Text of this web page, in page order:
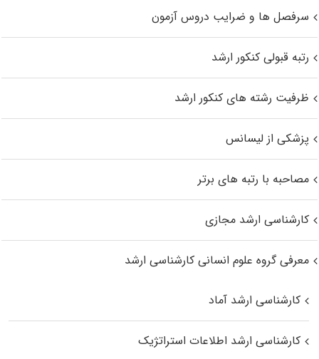
سرفصل ها و ضرایب دروس آزمون
رتبه قبولی کنکور ارشد
ظرفیت رشته های کنکور ارشد
پزشکی از لیسانس
مصاحبه با رتبه های برتر
کارشناسی ارشد مجازی
معرفی گروه علوم انسانی کارشناسی ارشد
کارشناسی ارشد آماد
کارشناسی ارشد اطلاعات استراتژیک